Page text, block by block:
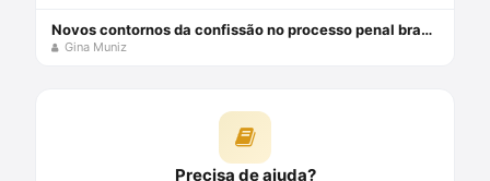
Novos contornos da confissão no processo penal brasileiro com Gina Muniz
Gina Muniz
Precisa de ajuda?